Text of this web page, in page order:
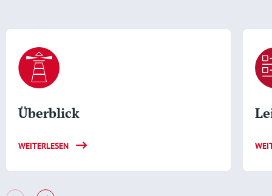
Überblick
WEITERLESEN